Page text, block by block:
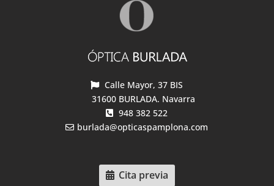
Calle Mayor, 37 BIS
31600 BURLADA. Navarra
948 382 522
burlada@opticaspamplona.com
Cita previa